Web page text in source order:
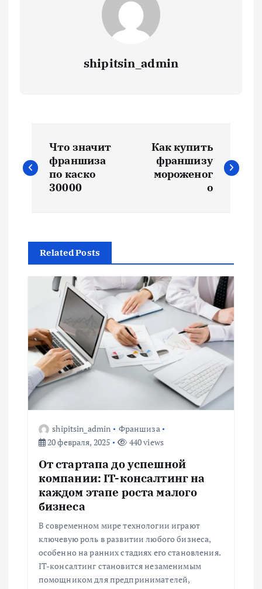
shipitsin_admin
а
г
а
и
я
п
Что значит
франшиза
по каско
30000
Как купить
франшизу
мороженог
о
Related Posts
shipitsin_admin
Франшиза
20 февраля, 2025
440 views
От стартапа до успешной
компании: IT-консалтинг на
каждом этапе роста малого
бизнеса
В современном мире технологии играют
ключевую роль в развитии любого бизнеса,
особенно на ранних стадиях его становления.
IT-консалтинг становится незаменимым
помощником для предпринимателей,